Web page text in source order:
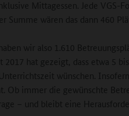
Mittagessen. Jede VGS-
Summe wären das dann 460
wir also 1.610
hat gezeigt, dass etwa 5
wünschen.
Ob immer die gewünschte
– und bleibt eine